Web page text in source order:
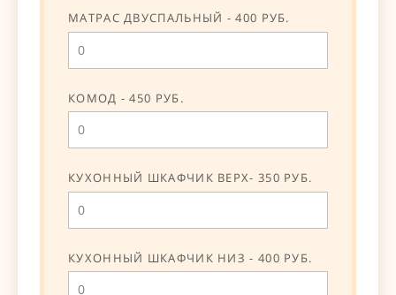
МАТРАС ДВУСПАЛЬНЫЙ - 400 РУБ.
КОМОД - 450 РУБ.
КУХОННЫЙ ШКАФЧИК ВЕРХ- 350 РУБ.
КУХОННЫЙ ШКАФЧИК НИЗ - 400 РУБ.